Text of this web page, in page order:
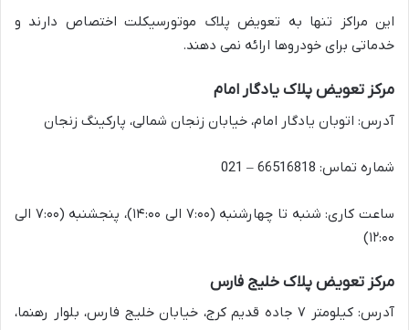
این مراکز تنها به تعویض پلاک موتورسیکلت اختصاص دارند و
خدماتی برای خودروها ارائه نمی دهند.
مرکز تعویض پلاک یادگار امام
آدرس: اتوبان یادگار امام، خیابان زنجان شمالی، پارکینگ زنجان
شماره تماس: 66516818 – 021
ساعت کاری: شنبه تا چهارشنبه (۷:۰۰ الی ۱۴:۰۰)، پنجشنبه (۷:۰۰ الی
۱۲:۰۰)
مرکز تعویض پلاک خلیج فارس
آدرس: کیلومتر ۷ جاده قدیم کرج، خیابان خلیج فارس، بلوار رهنما،